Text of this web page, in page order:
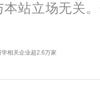
站立场无关
相关企业超2.6万家